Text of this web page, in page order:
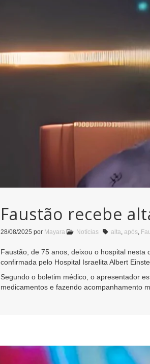
Faustão recebe
28/08/2025 por Mayara Notícias alta, após,
Faustão, de 75 anos, deixou o hospital
confirmada pelo Hospital Israelita Albert
Segundo o boletim médico, o apresentador
medicamentos e fazendo acompanhamento